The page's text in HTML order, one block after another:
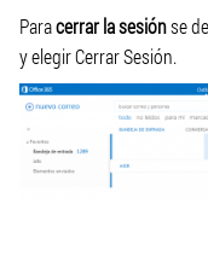
Paracerrar la sesiónse
y elegir Cerrar Sesión.